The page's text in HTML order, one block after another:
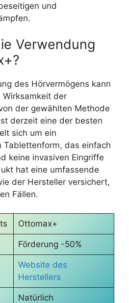
und
Verwendung
des Hörvermögens kann
der
der gewählten Methode
derzeit eine der besten
sich um ein
Tablettenform, das einfach
keine invasiven Eingriffe
hat eine umfassende
der Hersteller versichert,
Fällen.
Ottomax+
Förderung -50%
Website des
Herstellers
Natürlich